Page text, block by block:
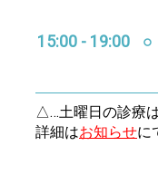
△…土曜日の診療
詳細はお知らせに
15:00 - 19:00 ○